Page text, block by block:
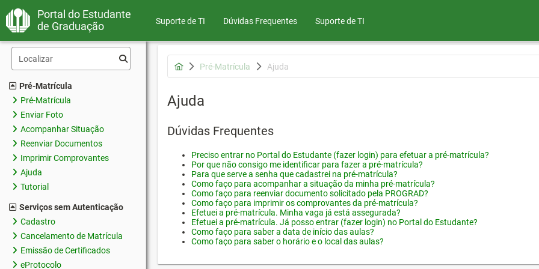
Portal do Estudante
de Graduação
Suporte de TI Dúvidas Frequentes Suporte de TI
Pré-Matrícula
Pré-Matrícula
Enviar Foto
Acompanhar Situação
Reenviar Documentos
Imprimir Comprovantes
Ajuda
Tutorial
Serviços sem Autenticação
Cadastro
Cancelamento de Matrícula
Emissão de Certificados
eProtocolo
Pré-Matrícula Ajuda
Ajuda
Dúvidas Frequentes
Preciso entrar no Portal do Estudante (fazer login) para efetuar a pré-matrícula?
Por que não consigo me identificar para fazer a pré-matrícula?
Para que serve a senha que cadastrei na pré-matrícula?
Como faço para acompanhar a situação da minha pré-matrícula?
Como faço para reenviar documento solicitado pela PROGRAD?
Como faço para imprimir os comprovantes da pré-matrícula?
Efetuei a pré-matrícula. Minha vaga já está assegurada?
Efetuei a pré-matrícula. Já posso entrar (fazer login) no Portal do Estudante?
Como faço para saber a data de início das aulas?
Como faço para saber o horário e o local das aulas?